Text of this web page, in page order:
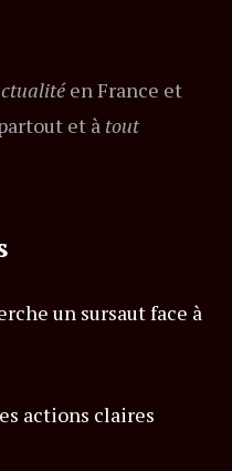
en France et
et à tout
un sursaut face à
actions claires